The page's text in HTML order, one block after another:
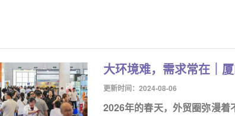
大环境难，需求常在｜
更新时间：2024-08-06
2026年的春天，外贸圈弥漫